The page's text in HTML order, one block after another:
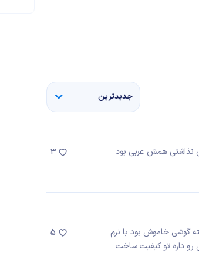
جدیدترین
نذاشتی همش عربی بود
3
البته گوشی خاموش بود با نرم
رو داره تو کیفیت ساخت
5